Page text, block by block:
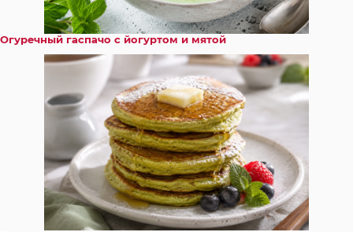
Огуречный гаспачо с йогуртом и мятой